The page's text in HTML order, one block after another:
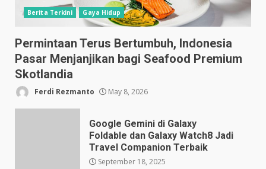
Berita Terkini Gaya Hidup
Permintaan Terus Bertumbuh, Indonesia
Pasar Menjanjikan bagi Seafood Premium
Skotlandia
Ferdi Rezmanto May 8, 2026
Google Gemini di Galaxy
Foldable dan Galaxy Watch8 Jadi
Travel Companion Terbaik
September 18, 2025